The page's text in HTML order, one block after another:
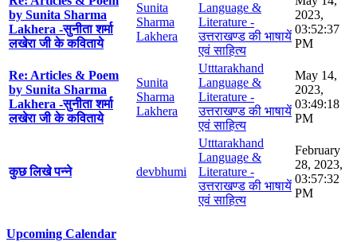
by Sunita Sharma
Lakhera -सुनीता शर्मा
लखेरा जी के कविताये
Sunita
Sharma
Lakhera
Language &
Literature -
उत्तराखण्ड की भाषायें
एवं साहित्य
2023,
03:52:37
PM
Re: Articles & Poem
by Sunita Sharma
Lakhera -सुनीता शर्मा
लखेरा जी के कविताये
Sunita
Sharma
Lakhera
Utttarakhand
Language &
Literature -
उत्तराखण्ड की भाषायें
एवं साहित्य
May 14,
2023,
03:49:18
PM
कुछ लिखे पन्ने devbhumi
Utttarakhand
Language &
Literature -
उत्तराखण्ड की भाषायें
एवं साहित्य
February
28, 2023,
03:57:32
PM
Upcoming Calendar